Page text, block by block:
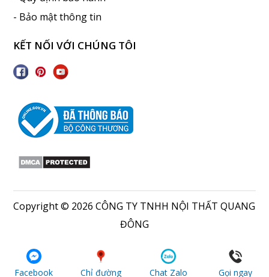
- Bảo mật thông tin
KẾT NỐI VỚI CHÚNG TÔI
Copyright © 2026 CÔNG TY TNHH NỘI THẤT QUANG
ĐÔNG
Facebook Chỉ đường Chat Zalo Gọi ngay